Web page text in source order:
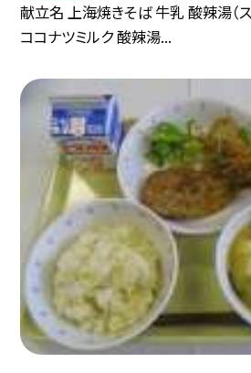
献立名 上海焼きそば 牛乳 酸辣湯（
ココナツミルク 酸辣湯...